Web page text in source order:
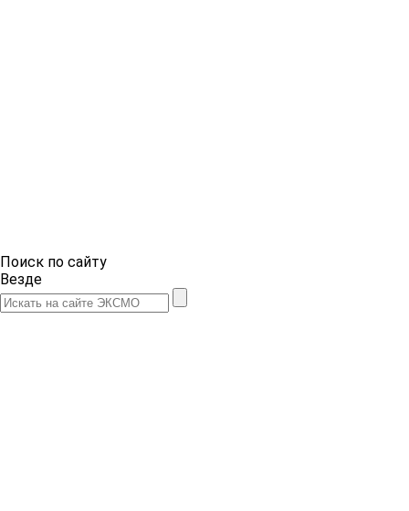
Поиск по сайту
Везде